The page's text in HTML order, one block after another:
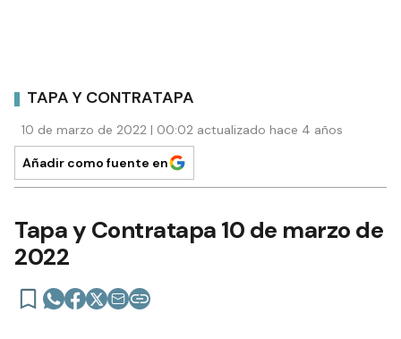
TAPA Y CONTRATAPA
10 de marzo de 2022 | 00:02 actualizado hace 4 años
Añadir como fuente en
Tapa y Contratapa 10 de marzo de
2022